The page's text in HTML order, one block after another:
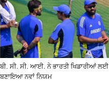
ਬੀ. ਸੀ. ਸੀ. ਆਈ. ਨੇ ਭਾਰਤੀ ਖਿਡਾਰੀਆਂ ਲਈ
ਬਣਾਇਆ ਨਵਾਂ ਨਿਯਮ